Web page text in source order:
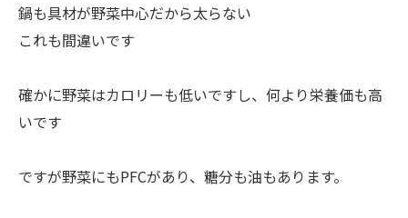
鍋も具材が野菜中心だから太らない
これも間違いです
確かに野菜はカロリーも低いですし、何より栄養価も高
いです
ですが野菜にもPFCがあり、糖分も油もあります。